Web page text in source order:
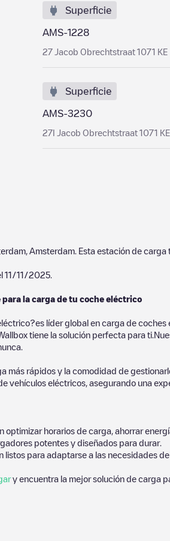
Superficie
AMS-1228
27 Jacob Obrechtstraat 1071 KE
Superficie
AMS-3230
27I Jacob Obrechtstraat 1071 KE
Amsterdam . Esta estación de
11/11/2025
la carga de tu coche eléctrico
líder global en carga de
tiene la solución perfecta para
más rápidos y la comodidad de
vehículos eléctricos, asegurando una
optimizar horarios de carga, ahorrar
potentes y diseñados para durar.
listos para adaptarse a las necesidades
y encuentra la mejor solución de carga